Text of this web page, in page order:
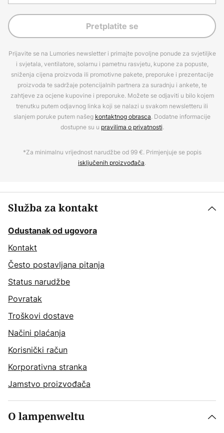
Pretplatite se
Prijavite se na Lumories newsletter i primajte povoljne ponude za svjetiljke
i svjetala, ventilatore, solarnu i pametnu rasvjetu, kupone za popuste,
sniženja cijena proizvoda ili promotivne pakete, preporuke i prezentacije
proizvoda te sadržaje potencijalnih partnera za suradnju i ankete, te
zahtjeve za ocjene kupovine i preporuke. Možete se odjaviti u bilo kojem
trenutku putem odjavnog linka koji se nalazi u svakom newsletteru ili
slanjem poruke putem našeg kontaktnog obrasca. Dodatne informacije
dostupne su u pravilima o privatnosti.
*Za minimalnu vrijednost narudžbe od 99 €. Primjenjuje se popis
isključenih proizvođača.
Služba za kontakt
Odustanak od ugovora
Kontakt
Često postavljana pitanja
Status narudžbe
Povratak
Troškovi dostave
Načini plaćanja
Korisnički račun
Korporativna stranka
Jamstvo proizvođača
O lampenweltu